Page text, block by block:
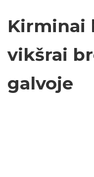
Kirminai
vikšrai
galvoje